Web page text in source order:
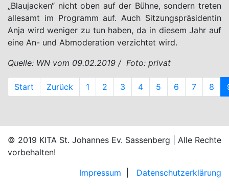
„Blaujacken“ nicht oben auf der Bühne, sondern treten
allesamt im Programm auf. Auch Sitzungspräsidentin
Anja wird weniger zu tun haben, da in diesem Jahr auf
eine An- und Abmoderation verzichtet wird.
Quelle: WN vom 09.02.2019 / Foto: privat
Start Zurück 1 2 3 4 5 6 7 8
© 2019 KITA St. Johannes Ev. Sassenberg | Alle Rechte
vorbehalten!
Impressum
Datenschutzerklärung